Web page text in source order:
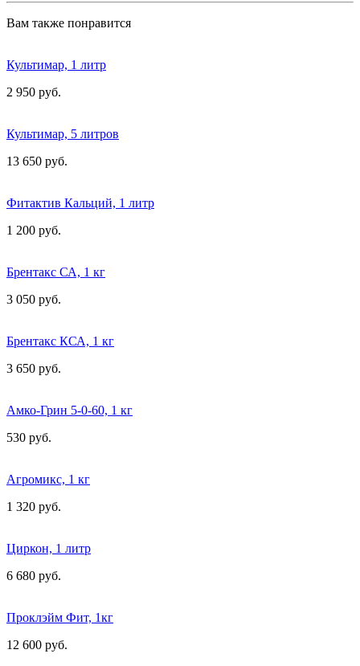
Вам также понравится
Культимар, 1 литр
2 950 руб.
Культимар, 5 литров
13 650 руб.
Фитактив Кальций, 1 литр
1 200 руб.
Брентакс СА, 1 кг
3 050 руб.
Брентакс КСА, 1 кг
3 650 руб.
Амко-Грин 5-0-60, 1 кг
530 руб.
Агромикс, 1 кг
1 320 руб.
Циркон, 1 литр
6 680 руб.
Проклэйм Фит, 1кг
12 600 руб.